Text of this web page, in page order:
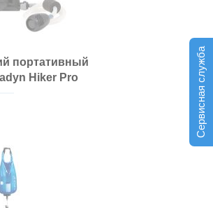
Сервисная служба
портативный
Hiker Pro